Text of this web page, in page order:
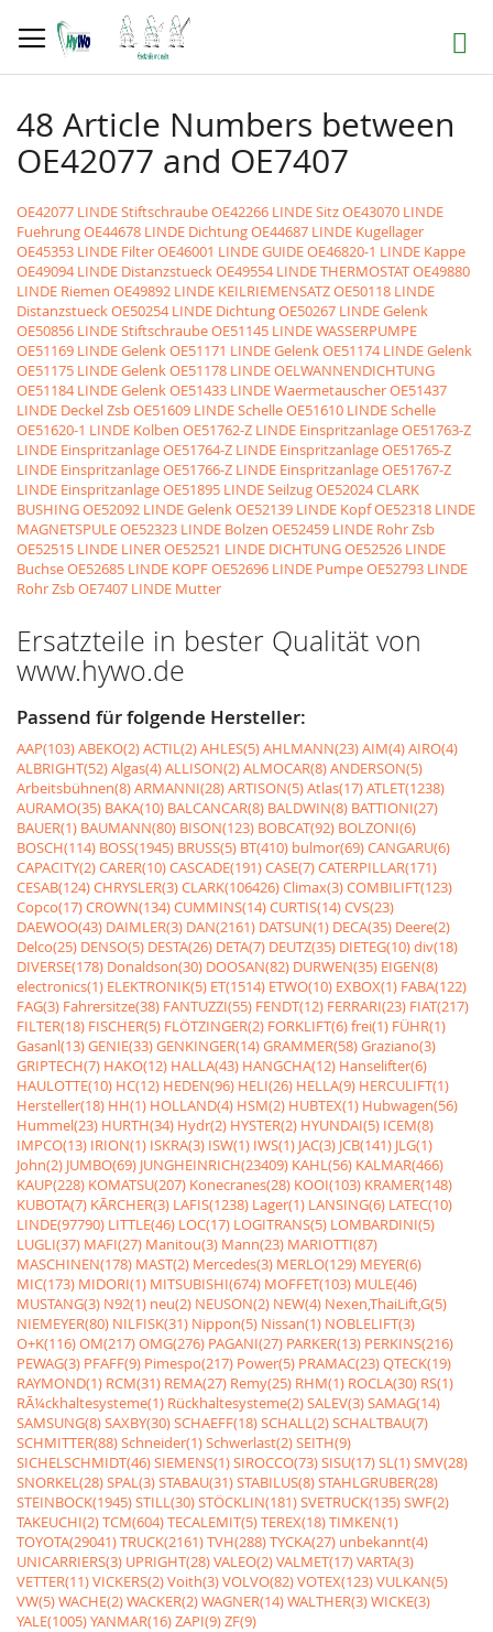
zum
Inhalt
Suche
48 Article Numbers between
OE42077 and OE7407
OE42077 LINDE StiftschraubeOE42266 LINDE SitzOE43070 LINDE
FuehrungOE44678 LINDE DichtungOE44687 LINDE Kugellager
OE45353 LINDE FilterOE46001 LINDE GUIDEOE46820-1 LINDE Kappe
OE49094 LINDE DistanzstueckOE49554 LINDE THERMOSTATOE49880
LINDE Riemen OE49892 LINDE KEILRIEMENSATZOE50118 LINDE
DistanzstueckOE50254 LINDE DichtungOE50267 LINDE Gelenk
OE50856 LINDE StiftschraubeOE51145 LINDE WASSERPUMPE
OE51169 LINDE GelenkOE51171 LINDE GelenkOE51174 LINDE Gelenk
OE51175 LINDE GelenkOE51178 LINDE OELWANNENDICHTUNG
OE51184 LINDE GelenkOE51433 LINDE WaermetauscherOE51437
LINDE Deckel ZsbOE51609 LINDE SchelleOE51610 LINDE Schelle
OE51620-1 LINDE Kolben OE51762-Z LINDE EinspritzanlageOE51763-Z
LINDE EinspritzanlageOE51764-Z LINDE EinspritzanlageOE51765-Z
LINDE EinspritzanlageOE51766-Z LINDE EinspritzanlageOE51767-Z
LINDE EinspritzanlageOE51895 LINDE SeilzugOE52024 CLARK
BUSHINGOE52092 LINDE GelenkOE52139 LINDE KopfOE52318 LINDE
MAGNETSPULEOE52323 LINDE Bolzen OE52459 LINDE Rohr Zsb
OE52515 LINDE LINEROE52521 LINDE DICHTUNGOE52526 LINDE
BuchseOE52685 LINDE KOPFOE52696 LINDE PumpeOE52793 LINDE
Rohr ZsbOE7407 LINDE Mutter
Ersatzteile in bester Qualität von
www.hywo.de
Passend für folgende Hersteller:
AAP(103)ABEKO(2)ACTIL(2)AHLES(5)AHLMANN(23)AIM(4)AIRO(4)
ALBRIGHT(52)Algas(4)ALLISON(2)ALMOCAR(8)ANDERSON(5)
Arbeitsbühnen(8)ARMANNI(28)ARTISON(5)Atlas(17)ATLET(1238)
AURAMO(35) BAKA(10) BALCANCAR(8) BALDWIN(8) BATTIONI(27)
BAUER(1) BAUMANN(80) BISON(123) BOBCAT(92) BOLZONI(6)
BOSCH(114) BOSS(1945) BRUSS(5) BT(410) bulmor(69)CANGARU(6)
CAPACITY(2)CARER(10)CASCADE(191)CASE(7)CATERPILLAR(171)
CESAB(124)CHRYSLER(3)CLARK(106426)Climax(3)COMBILIFT(123)
Copco(17)CROWN(134)CUMMINS(14)CURTIS(14)CVS(23)
DAEWOO(43) DAIMLER(3) DAN(2161) DATSUN(1) DECA(35) Deere(2)
Delco(25) DENSO(5) DESTA(26) DETA(7) DEUTZ(35) DIETEG(10)div(18)
DIVERSE(178) Donaldson(30) DOOSAN(82) DURWEN(35) EIGEN(8)
electronics(1) ELEKTRONIK(5) ET(1514) ETWO(10) EXBOX(1) FABA(122)
FAG(3) Fahrersitze(38) FANTUZZI(55) FENDT(12) FERRARI(23) FIAT(217)
FILTER(18) FISCHER(5) FLÖTZINGER(2) FORKLIFT(6)frei(1) FÜHR(1)
Gasanl(13)GENIE(33)GENKINGER(14)GRAMMER(58)Graziano(3)
GRIPTECH(7) HAKO(12) HALLA(43) HANGCHA(12) Hanselifter(6)
HAULOTTE(10) HC(12) HEDEN(96) HELI(26) HELLA(9) HERCULIFT(1)
Hersteller(18) HH(1) HOLLAND(4) HSM(2) HUBTEX(1) Hubwagen(56)
Hummel(23) HURTH(34) Hydr(2) HYSTER(2) HYUNDAI(5) ICEM(8)
IMPCO(13) IRION(1) ISKRA(3) ISW(1) IWS(1) JAC(3) JCB(141) JLG(1)
John(2) JUMBO(69) JUNGHEINRICH(23409) KAHL(56) KALMAR(466)
KAUP(228) KOMATSU(207) Konecranes(28) KOOI(103) KRAMER(148)
KUBOTA(7) KÃRCHER(3) LAFIS(1238) Lager(1) LANSING(6) LATEC(10)
LINDE(97790) LITTLE(46) LOC(17) LOGITRANS(5) LOMBARDINI(5)
LUGLI(37) MAFI(27) Manitou(3) Mann(23) MARIOTTI(87)
MASCHINEN(178) MAST(2) Mercedes(3) MERLO(129) MEYER(6)
MIC(173) MIDORI(1) MITSUBISHI(674) MOFFET(103) MULE(46)
MUSTANG(3) N92(1) neu(2) NEUSON(2) NEW(4) Nexen,ThaiLift,G(5)
NIEMEYER(80) NILFISK(31) Nippon(5) Nissan(1) NOBLELIFT(3)
O+K(116)OM(217)OMG(276) PAGANI(27) PARKER(13) PERKINS(216)
PEWAG(3) PFAFF(9) Pimespo(217) Power(5) PRAMAC(23)QTECK(19)
RAYMOND(1) RCM(31) REMA(27) Remy(25) RHM(1) ROCLA(30) RS(1)
RÃ¼ckhaltesysteme(1) Rückhaltesysteme(2)SALEV(3)SAMAG(14)
SAMSUNG(8)SAXBY(30)SCHAEFF(18)SCHALL(2)SCHALTBAU(7)
SCHMITTER(88)Schneider(1)Schwerlast(2)SEITH(9)
SICHELSCHMIDT(46)SIEMENS(1)SIROCCO(73)SISU(17)SL(1)SMV(28)
SNORKEL(28)SPAL(3)STABAU(31)STABILUS(8)STAHLGRUBER(28)
STEINBOCK(1945)STILL(30)STÖCKLIN(181)SVETRUCK(135)SWF(2)
TAKEUCHI(2)TCM(604)TECALEMIT(5)TEREX(18)TIMKEN(1)
TOYOTA(29041)TRUCK(2161)TVH(288)TYCKA(27) unbekannt(4)
UNICARRIERS(3) UPRIGHT(28)VALEO(2)VALMET(17)VARTA(3)
VETTER(11)VICKERS(2)Voith(3)VOLVO(82)VOTEX(123)VULKAN(5)
VW(5)WACHE(2)WACKER(2)WAGNER(14)WALTHER(3)WICKE(3)
YALE(1005)YANMAR(16)ZAPI(9)ZF(9)